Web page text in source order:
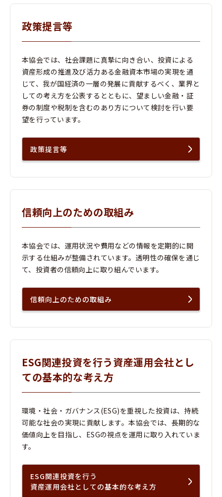
政策提言等
本協会では、社会課題に真摯に向き合い、投資による
資産形成の推進及び活力ある金融資本市場の実現を通
じて、我が国経済の一層の発展に貢献するべく、業界と
しての考え方を公表するとともに、望ましい金融・証
券の制度や税制を含むのあり方について検討を行い要
望を行っています。
政策提言等
信頼向上のための取組み
本協会では、運用状況や費用などの情報を定期的に開
示する仕組みが整備されています。透明性の確保を通じ
て、投資者の信頼向上に取り組んでいます。
信頼向上のための取組み
ESG関連投資を行う資産運用会社とし
ての基本的な考え方
環境・社会・ガバナンス(ESG)を重視した投資は、持続
可能な社会の実現に貢献します。本協会では、長期的な
価値向上を目指し、ESGの視点を運用に取り入れていま
す。
ESG関連投資を行う
資産運用会社としての基本的な考え方